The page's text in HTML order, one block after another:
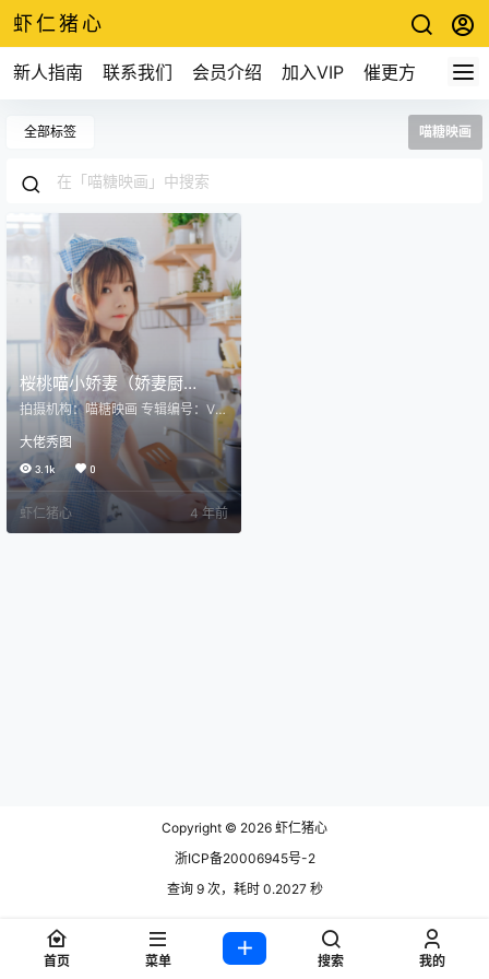
虾仁猪心
新人指南 联系我们 会员介绍 加入VIP 催更方式
全部标签 喵糖映画
桜桃喵小娇妻（娇妻厨
娘）！喵糖映画COS作品图
片包鉴赏
拍摄机构：喵糖映画 专辑编号：VO
L.190 发行日期：2020-09-09 照
片数量：20张 今天给大家带来桜桃
喵的一部精彩cos作品桜桃喵小娇
妻。 这是一个拥有日常风格的作品
小娇妻拿起厨具漏铲，手提锅盖展
示厨艺 桜桃喵展示身材的时候，不
过从头上的蝴蝶结看起来，有点廉
大佬秀图
3.1k 0
虾仁猪心 4 年前
Copyright © 2026 虾仁猪心
浙ICP备20006945号-2
查询 9 次，耗时 0.2027 秒
首页 菜单 搜索 我的